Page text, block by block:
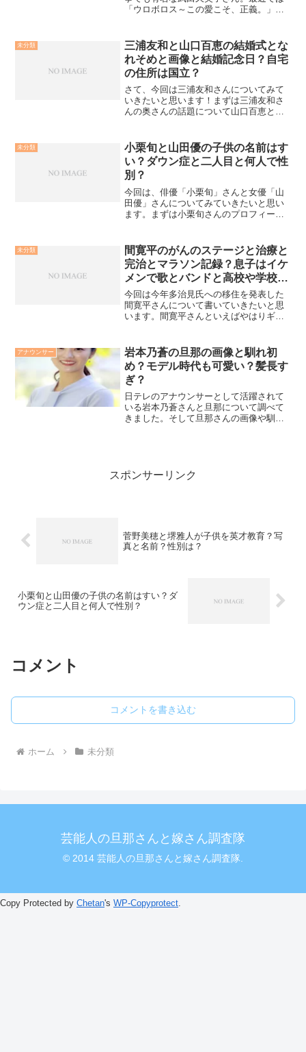
「ウロボロス～この愛こそ、正義。」に
されています。その気になる夫や、また
娘さんについてもご紹介し...
未分類
三浦友和と山口百恵の結婚式とな
れそめと画像と結婚記念日？自宅
の住所は国立？
さて、今回は三浦友和さんについてみて
いきたいと思います！まずは三浦友和さ
んの奥さんの話題について山口百恵と三
口百恵さんとご結婚したことで有名です
ね！山口さんがアイドル時...
未分類
小栗旬と山田優の子供の名前はす
い？ダウン症と二人目と何人で性
別？
今回は、俳優「小栗旬」さんと女優「山
田優」さんについてみていきたいと思い
ます。まずは小栗旬さんのプロフィール
「小栗哲家」さん、兄は、以前俳優をし
ていた「小栗了」...
未分類
間寛平のがんのステージと治療と
完治とマラソン記録？息子はイケ
メンで歌とバンドと高校や学校
は？
今回は今年多治見氏への移住を発表した
間寛平さんについて書いていきたいと思
います。間寛平さんといえばやはりギャ
芸人ではなくアスリートのような活動が
目立ちますね。間寛平のが...
アナウンサー
岩本乃蒼の旦那の画像と馴れ初
め？モデル時代も可愛い？髪長す
ぎ？
日テレのアナウンサーとして活躍されて
いる岩本乃蒼さんと旦那について調べて
きました。そして旦那さんの画像や馴れ
スポンサーリンク
菅野美穂と堺雅人が子供を英才教育？写
真と名前？性別は？
小栗旬と山田優の子供の名前はすい？ダ
ウン症と二人目と何人で性別？
コメント
コメントを書き込む
ホーム 未分類
芸能人の旦那さんと嫁さん調査隊
© 2014 芸能人の旦那さんと嫁さん調査隊.
Copy Protected by Chetan's WP-Copyprotect